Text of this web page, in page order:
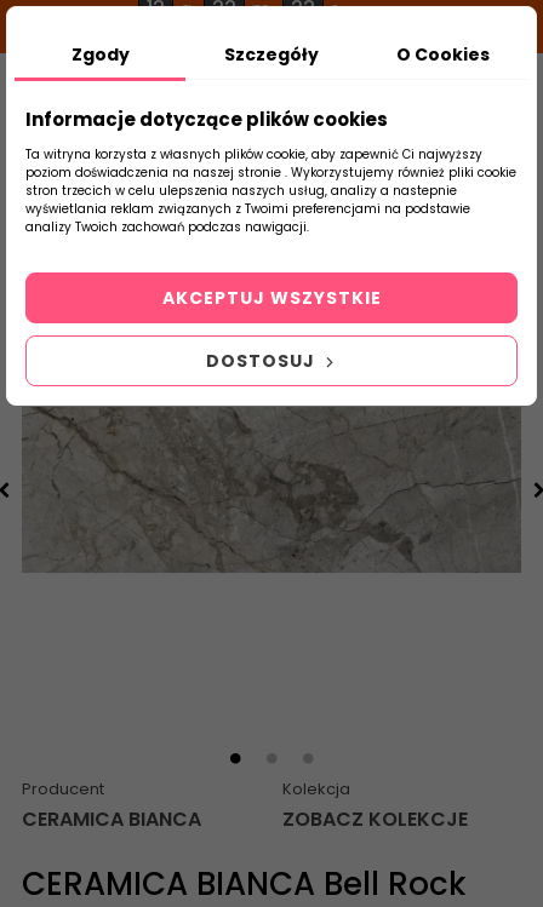
12 g 22 m 22 s
Szukaj
produktu
Strona Główna Płytki Łazienkowe
Producent
CERAMICA BIANCA
Kolekcja
ZOBACZ KOLEKCJE
CERAMICA BIANCA Bell Rock
Zgody Szczegóły O Cookies
Informacje dotyczące plików cookies
Ta witryna korzysta z własnych plików cookie, aby zapewnić Ci najwyższy
poziom doświadczenia na naszej stronie . Wykorzystujemy również pliki cookie
stron trzecich w celu ulepszenia naszych usług, analizy a nastepnie
wyświetlania reklam związanych z Twoimi preferencjami na podstawie
analizy Twoich zachowań podczas nawigacji.
DOSTOSUJ
AKCEPTUJ WSZYSTKIE